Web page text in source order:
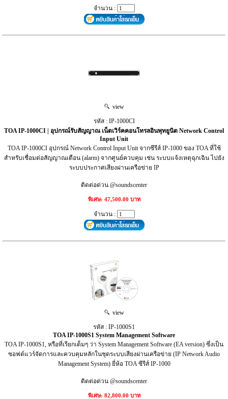
จำนวน :
view
รหัส : IP-1000CI
TOA IP-1000CI | อุปกรณ์รับสัญญาณ เน็ตเวิร์คคอนโทรลอินพุทยูนิต Network Control
Input Unit
TOA IP-1000CI อุปกรณ์ Network Control Input Unit จากซีรีส์ IP-1000 ของ TOA ที่ใช้
สำหรับเชื่อมต่อสัญญาณเตือน (alarm) จากศูนย์ควบคุม เช่น ระบบแจ้งเหตุฉุกเฉิน ไปยัง
ระบบประกาศเสียงผ่านเครือข่าย IP
ติดต่อด่วน @soundscenter
พิเศษ: 47,500.00 บาท
จำนวน :
view
รหัส : IP-1000S1
TOA IP-1000S1 System Management Software
TOA IP-1000S1, หรือที่เรียกเต็มๆ ว่า System Management Software (EA version) ซึ่งเป็น
ซอฟต์แวร์จัดการและควบคุมหลักในชุดระบบเสียงผ่านเครือข่าย (IP Network Audio
Management System) ยี่ห้อ TOA ซีรีส์ IP-1000
ติดต่อด่วน @soundscenter
พิเศษ: 82,800.00 บาท